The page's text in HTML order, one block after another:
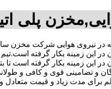
پلی
در نیروی هوایی شرکت مخزن
در این زمینه بکار گرفته
این زمینه بکار گرفته است
و تضامینی قوی و کافی و
برای مدت زیاد و قیمت